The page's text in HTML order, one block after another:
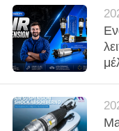
ΜΑΖΊ
ΜΑΣ
ΝΈΑ